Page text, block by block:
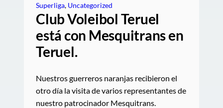
Superliga, Uncategorized
Club Voleibol Teruel
está con Mesquitrans en
Teruel.
Nuestros guerreros naranjas recibieron el
otro día la visita de varios representantes de
nuestro patrocinador Mesquitrans.